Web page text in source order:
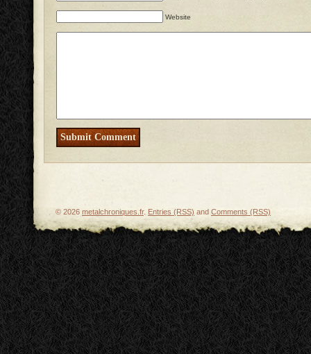
Website
© 2026 metalchroniques.fr. Entries (RSS) and Comments (RSS)